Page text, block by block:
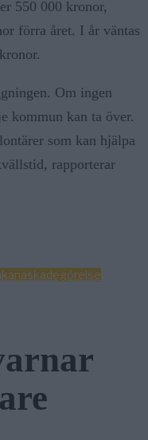
550 000 kronor,
förra året. I år väntas
Om ingen
kommun kan ta över.
som kan hjälpa
rapporterar
skadegörelse